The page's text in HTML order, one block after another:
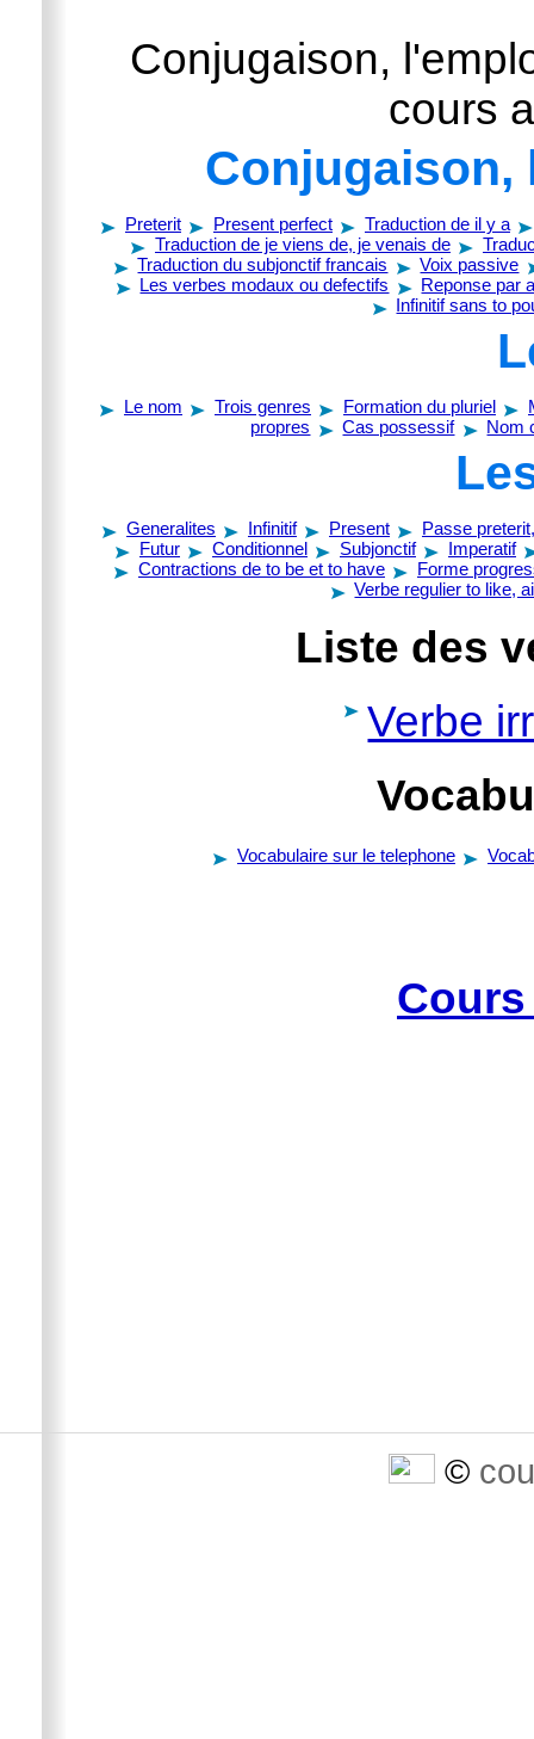
Conjugaison,
cours
Conjugaison,
Preterit Present perfect
Traduction de il y a
Traduction de je viens de, je venais de
Traduction du subjonctif francais
Voix passive
Les verbes modaux ou defectifs
Reponse par
Infinitif sans to
Le nom Trois genres Formation du pluriel
propres
Cas possessif Nom
Generalites Infinitif Present
Passe
Futur
Conditionnel Subjonctif
Imperatif
Contractions de to be et to have
Forme
Verbe regulier to like,
Liste des
Verbe
Vocabulaire sur le telephone
©